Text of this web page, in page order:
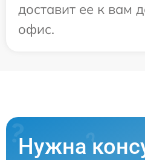
доставит ее к вам
офис.
Нужна